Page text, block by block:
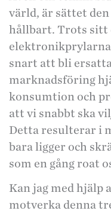
värld, är sättet
hållbart. Trots sitt
snart att bli
marknadsföring
konsumtion och
att vi snabbt ska
Detta resulterar i
bara ligger och
som en gång roat
Kan jag med
motverka denna